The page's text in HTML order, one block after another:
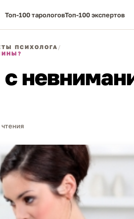
Топ-100 тарологовТоп-100 экспертов
ПСИХОЛОГА /
с